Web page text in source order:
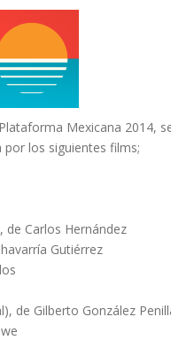
Mexicana 2014,
los siguientes films;
de Carlos Hernández
Gutiérrez
de Gilberto González